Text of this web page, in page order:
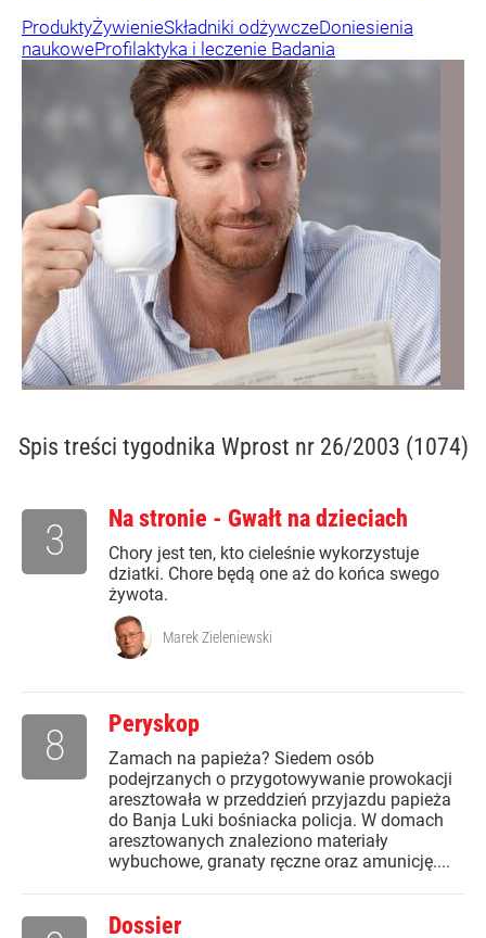
ProduktyŻywienieSkładniki odżywczeDoniesienia
naukoweProfilaktyka i leczenie Badania
Spis treści tygodnika Wprost nr 26/2003 (1074)
Na stronie - Gwałt na dzieciach
Chory jest ten, kto cieleśnie wykorzystuje
dziatki. Chore będą one aż do końca swego
żywota.
3
Marek Zieleniewski
Peryskop
Zamach na papieża? Siedem osób
podejrzanych o przygotowywanie prowokacji
aresztowała w przeddzień przyjazdu papieża
do Banja Luki bośniacka policja. W domach
aresztowanych znaleziono materiały
wybuchowe, granaty ręczne oraz amunicję....
8
Dossier